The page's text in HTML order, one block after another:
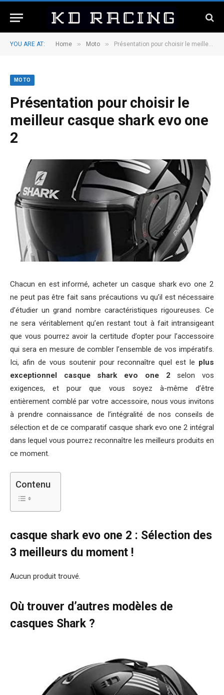
YOU ARE AT: Home » Moto » Présentation pour choisir le meilleur casque shark evo one 2
MOTO
Présentation pour choisir le
meilleur casque shark evo one
2
Chacun en est informé, acheter un casque shark evo one 2
ne peut pas être fait sans précautions vu qu’il est nécessaire
d’étudier un grand nombre caractéristiques rigoureuses. Ce
ne sera véritablement qu’en restant tout à fait intransigeant
que vous pourrez avoir la certitude d’opter pour l’accessoire
qui sera en mesure de combler l’ensemble de vos impératifs.
Ici, afin de vous soutenir pour reconnaître quel est le plus
exceptionnel casque shark evo one 2selon vos
exigences, et pour que vous soyez à-même d’être
entièrement comblé par votre accessoire, nous vous invitons
à prendre connaissance de l’intégralité de nos conseils de
sélection et de ce comparatif casque shark evo one 2 intégral
dans lequel vous pourrez reconnaître les meilleurs produits en
ce moment.
Contenu
casque shark evo one 2 : Sélection des
3 meilleurs du moment !
Aucun produit trouvé.
Où trouver d’autres modèles de
casques Shark ?